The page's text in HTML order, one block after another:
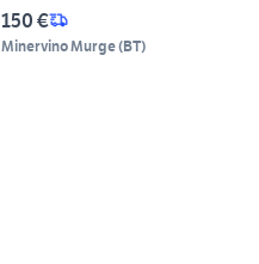
150 €
Minervino Murge(BT)